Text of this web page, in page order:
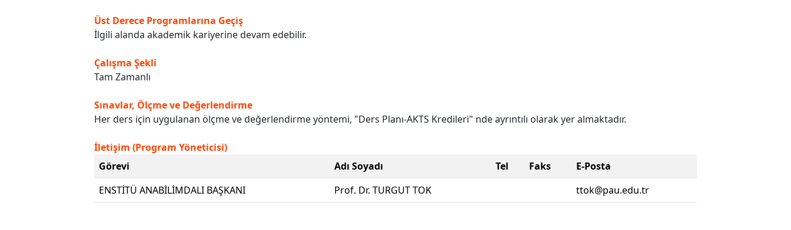
Üst Derece Programlarına Geçiş
İlgili alanda akademik kariyerine devam edebilir.
Çalışma Şekli
Tam Zamanlı
Sınavlar, Ölçme ve Değerlendirme
Her ders için uygulanan ölçme ve değerlendirme yöntemi, "Ders Planı-AKTS Kredileri" nde ayrıntılı olarak yer almaktadır.
İletişim (Program Yöneticisi)
Görevi
Adı Soyadı Tel Faks
E-Posta
ENSTİTÜ ANABİLİMDALI BAŞKANI
Prof. Dr. TURGUT TOK ttok@pau.edu.tr